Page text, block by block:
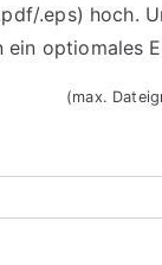
.eps) hoch.
optiomales
(max.